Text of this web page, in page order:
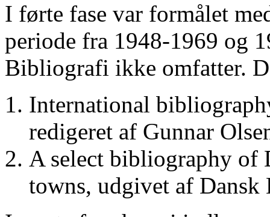
I førte fase var formålet
periode fra 1948-1969 og
Bibliografi ikke omfatter.
International
redigeret af Gunnar
A select bibliography of
towns, udgivet af